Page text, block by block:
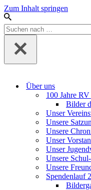
Zum Inhalt springen
Suchen
nach …
Über uns
100 Jahre
Bilder
Unser
Unsere
Unsere
Unser
Unser
Unsere
Unsere
Spendenlauf